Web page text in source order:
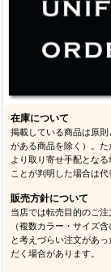
在庫について
掲載している商品は原
がある商品を除く）。
より取り寄せ手配とな
ことが判明した場合は
販売方針について
当店では転売目的のご
（複数カラー・サイズ
と考えづらい注文があ
だく場合があります。